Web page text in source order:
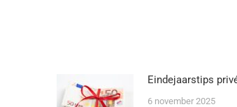
Eindejaarstips
6 november 2025